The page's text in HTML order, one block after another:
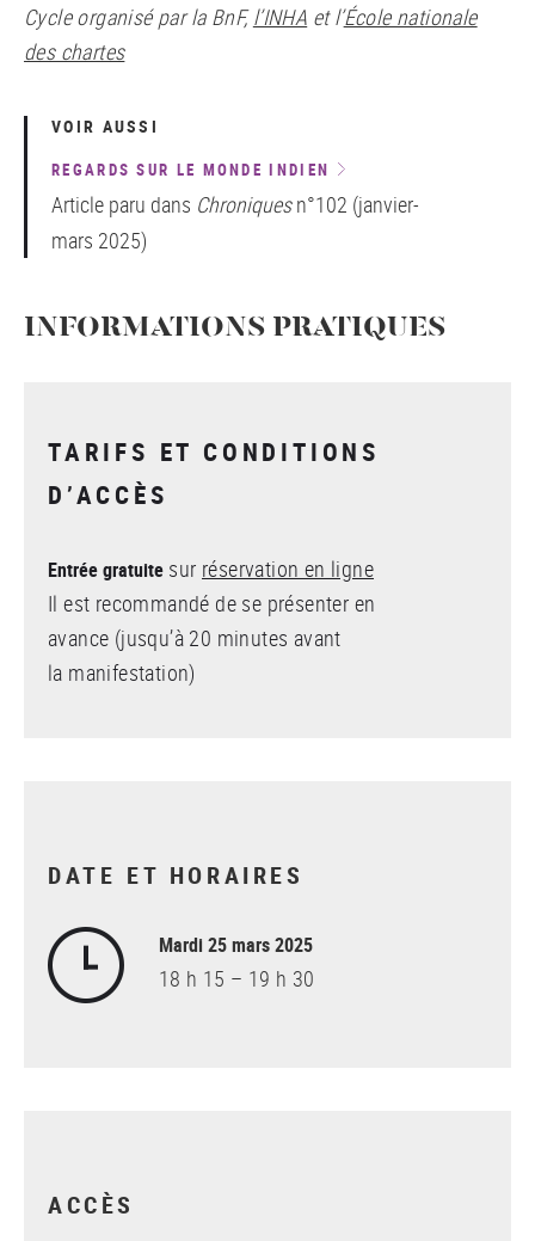
Cycle organisé par la BnF,l’INHA et l’École nationale
des chartes
VOIR AUSSI
REGARDS SUR LE MONDE INDIEN
Article paru dans Chroniquesn°102 (janvier-
mars 2025)
INFORMATIONS PRATIQUES
TARIFS ET CONDITIONS
D’ACCÈS
Entrée gratuite sur réservation en ligne
Il est recommandé de se présenter en
avance (jusqu’à 20 minutes avant
la manifestation)
DATE ET HORAIRES
Mardi 25 mars 2025
18 h 15 – 19 h 30
ACCÈS